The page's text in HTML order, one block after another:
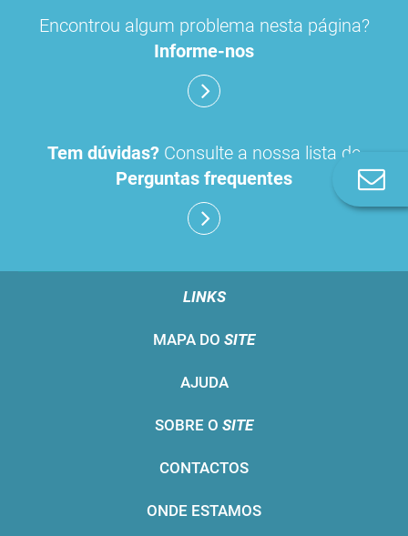
Encontrou algum problema nesta página?
Informe-nos
Tem dúvidas? Consulte a nossa lista de
Perguntas frequentes
LINKS
MAPA DO SITE
AJUDA
SOBRE O SITE
CONTACTOS
ONDE ESTAMOS